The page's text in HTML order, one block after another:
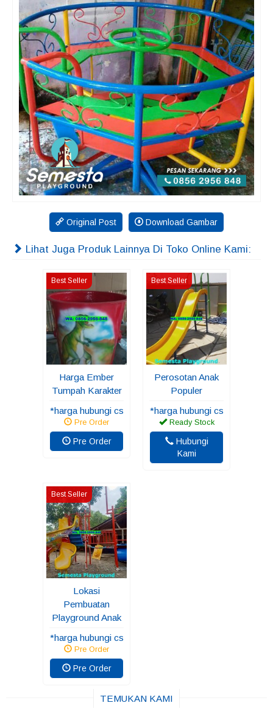
Original Post Download Gambar
Lihat Juga Produk Lainnya Di Toko Online Kami:
Best Seller
Harga Ember
Tumpah Karakter
*harga hubungi cs
Pre Order
Pre Order
Best Seller
Perosotan Anak
Populer
*harga hubungi cs
Ready Stock
Hubungi
Kami
Best Seller
Lokasi
Pembuatan
Playground Anak
*harga hubungi cs
Pre Order
Pre Order
TEMUKAN KAMI